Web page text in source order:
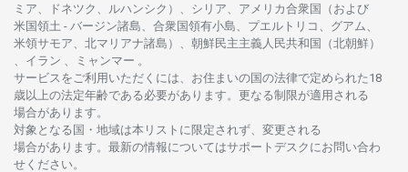
ミア、ドネツク、ルハンシク）、シリア、 アメリカ合衆国 （および
米国領土 - バージン諸島、合衆国領有小島、プエルトリコ、グアム、
米領サモア、 北マリアナ諸島）、 朝鮮民主主義人民共和国 （北朝鮮）
、イラン 、ミャンマー 。
サービスを ご利用いただくには、お住まいの国の法律で定められた 18
歳以上の法定年齢である必要があります。 更なる制限が適用さ れる
場合があります。
対象となる国 ・ 地域は本 リストに限定さ れず、 変更さ れる
場合があります。 最新の情報についてはサポートデスクに お問い合わ
せくださ い。